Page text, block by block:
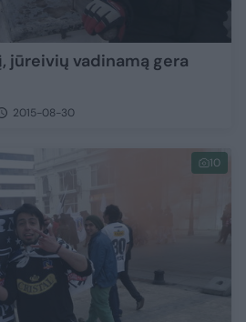
jūreivių vadinamą gera
2015-08-30
10